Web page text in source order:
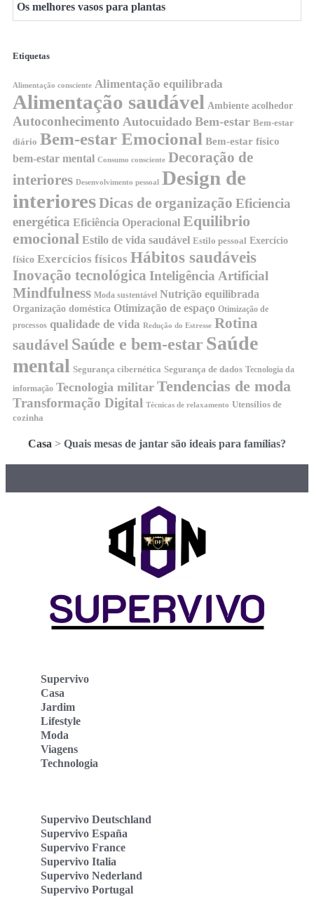
Os melhores vasos para plantas
Etiquetas
Alimentação consciente Alimentação equilibrada
Alimentação saudável Ambiente acolhedor
Autoconhecimento Autocuidado Bem-estar Bem-estar
diário Bem-estar Emocional Bem-estar físico
bem-estar mental Consumo consciente Decoração de
interiores Desenvolvimento pessoal
Design de
interioresDicas de organização Eficiencia
energética Eficiência Operacional Equilibrio
emocional Estilo de vida saudável Estilo pessoal Exercício
físico Exercícios físicos Hábitos saudáveis
Inovação tecnológica Inteligência Artificial
Mindfulness Moda sustentável Nutrição equilibrada
Organização doméstica Otimização de espaço Otimização de
processos qualidade de vida Redução do Estresse Rotina
saudável Saúde e bem-estar Saúde
mental Segurança cibernética Segurança de dados Tecnologia da
informação Tecnologia militar Tendencias de moda
Transformação Digital Técnicas de relaxamento Utensílios de
cozinha
Casa > Quais mesas de jantar são ideais para famílias?
Supervivo
Casa
Jardim
Lifestyle
Moda
Viagens
Technologia
Supervivo Deutschland
Supervivo España
Supervivo France
Supervivo Italia
Supervivo Nederland
Supervivo Portugal